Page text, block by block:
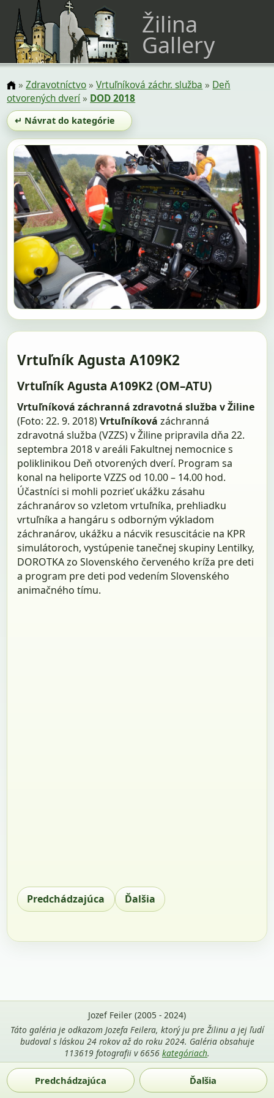
Žilina
Gallery
»Zdravotníctvo»Vrtuľníková záchr. služba » Deň
otvorených dverí» DOD 2018
↵ Návrat do kategórie
Vrtuľník Agusta A109K2
Vrtuľník Agusta A109K2 (OM–ATU)
Vrtuľníková záchranná zdravotná služba v Žiline
(Foto: 22. 9. 2018)Vrtuľníková záchranná
zdravotná služba (VZZS) v Žiline pripravila dňa 22.
septembra 2018 v areáli Fakultnej nemocnice s
poliklinikou Deň otvorených dverí. Program sa
konal na heliporte VZZS od 10.00 – 14.00 hod.
Účastníci si mohli pozrieť ukážku zásahu
záchranárov so vzletom vrtuľníka, prehliadku
vrtuľníka a hangáru s odborným výkladom
záchranárov, ukážku a nácvik resuscitácie na KPR
simulátoroch, vystúpenie tanečnej skupiny Lentilky,
DOROTKA zo Slovenského červeného kríža pre deti
a program pre deti pod vedením Slovenského
animačného tímu.
Predchádzajúca Ďalšia
Predchádzajúca Ďalšia
Jozef Feiler (2005 - 2024)
Táto galéria je odkazom Jozefa Feilera, ktorý ju pre Žilinu a jej ľudí
budoval s láskou 24 rokov až do roku 2024. Galéria obsahuje
113619 fotografii v 6656 kategóriach.
Použitie fotografií z tejto stránky je povolené len s uvedením
mena autora Jozef Feiler a odkazu na
zilina-gallery.sk